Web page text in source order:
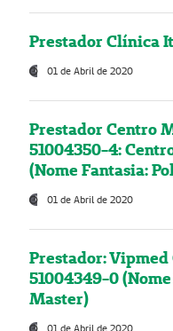
Prestador Clínica
01 de Abril de 2020
Prestador Centro
51004350-4:
(Nome Fantasia:
01 de Abril de 2020
Prestador:
51004349-0
Master)
01 de Abril de 2020